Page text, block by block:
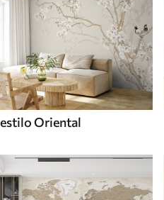
estilo Oriental